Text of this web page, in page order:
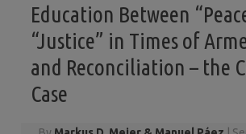
Education Between
“Justice” in Times of
and Reconciliation – the
Case